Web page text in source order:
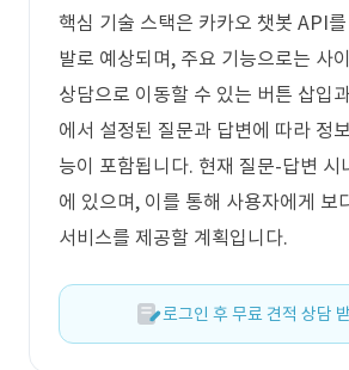
핵심 기술 스택은 카카오 챗봇 API
발로 예상되며, 주요 기능으로는 사
상담으로 이동할 수 있는 버튼 삽입
에서 설정된 질문과 답변에 따라 정
능이 포함됩니다. 현재 질문-답변 시
에 있으며, 이를 통해 사용자에게 보
서비스를 제공할 계획입니다.
로그인 후 무료 견적 상담